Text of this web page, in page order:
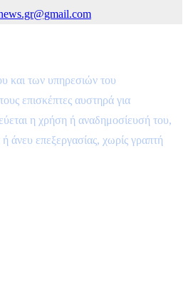
και των υπηρεσιών του
επισκέπτες αυστηρά για
η χρήση ή αναδημοσίευσή του,
άνευ επεξεργασίας, χωρίς γραπτή